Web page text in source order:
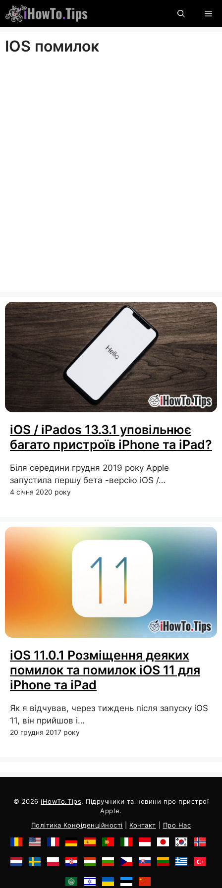
Перейти
до
вмісту
IOS помилок
iOS / iPados 13.3.1 уповільнює
багато пристроїв iPhone та iPad?
Біля середини грудня 2019 року Apple
запустила першу бета -версію iOS /…
4 січня 2020 року
iOS 11.0.1 Розміщення деяких
помилок та помилок iOS 11 для
iPhone та iPad
Як я відчував, через тиждень після запуску iOS
11, він прийшов і…
20 грудня 2017 року
© 2026 iHowTo.Tips. Підручники та новини про пристрої
Apple.
Політика Конфіденційності
Контакт Про Нас